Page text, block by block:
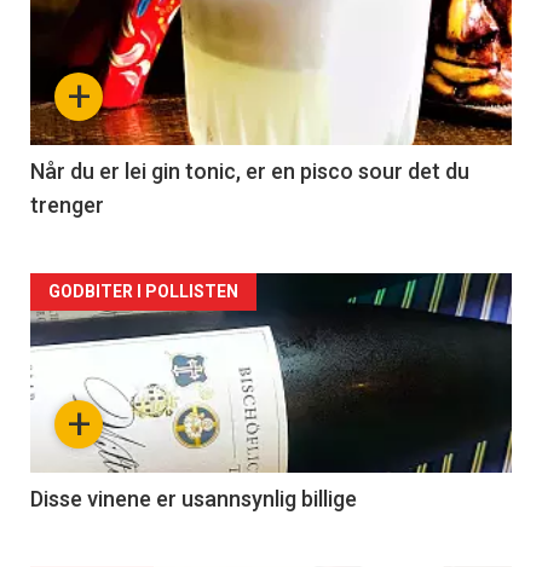
akkurat
nå
-
2
+
Når du er lei gin tonic, er en pisco sour det du
trenger
Forsiden
akkurat
nå
3
+
GODBITER I POLLISTEN
Disse vinene er usannsynlig billige